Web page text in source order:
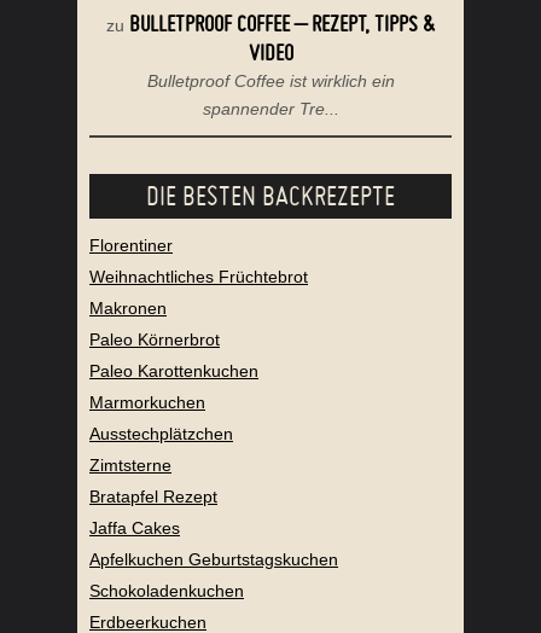
zu BULLETPROOF COFFEE – REZEPT, TIPPS &
VIDEO
Bulletproof Coffee ist wirklich ein
spannender Tre...
DIE BESTEN BACKREZEPTE
Florentiner
Weihnachtliches Früchtebrot
Makronen
Paleo Körnerbrot
Paleo Karottenkuchen
Marmorkuchen
Ausstechplätzchen
Zimtsterne
Bratapfel Rezept
Jaffa Cakes
Apfelkuchen Geburtstagskuchen
Schokoladenkuchen
Erdbeerkuchen